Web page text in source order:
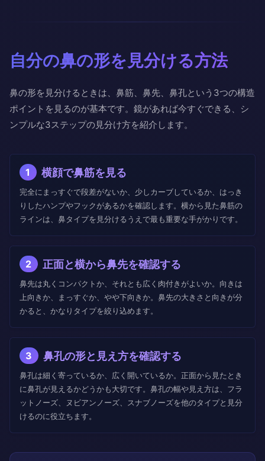
自分の鼻の形を見分ける方法
鼻の形を見分けるときは、鼻筋、鼻先、鼻孔という3つの構造
ポイントを見るのが基本です。鏡があれば今すぐできる、シ
ンプルな3ステップの見分け方を紹介します。
1 横顔で鼻筋を見る
完全にまっすぐで段差がないか、少しカーブしているか、はっき
りしたハンプやフックがあるかを確認します。横から見た鼻筋の
ラインは、鼻タイプを見分けるうえで最も重要な手がかりです。
2 正面と横から鼻先を確認する
鼻先は丸くコンパクトか、それとも広く肉付きがよいか。向きは
上向きか、まっすぐか、やや下向きか。鼻先の大きさと向きが分
かると、かなりタイプを絞り込めます。
3 鼻孔の形と見え方を確認する
鼻孔は細く寄っているか、広く開いているか。正面から見たとき
に鼻孔が見えるかどうかも大切です。鼻孔の幅や見え方は、フラ
ットノーズ、ヌビアンノーズ、スナブノーズを他のタイプと見分
けるのに役立ちます。